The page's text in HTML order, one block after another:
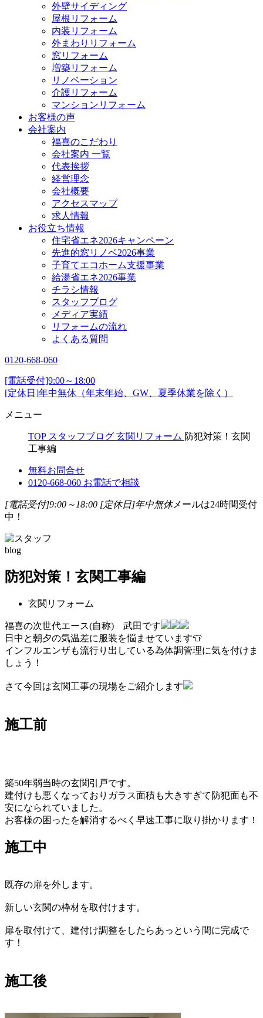
外壁サイディング
屋根リフォーム
内装リフォーム
外まわりリフォーム
窓リフォーム
増築リフォーム
リノベーション
介護リフォーム
マンションリフォーム
お客様の声
会社案内
福喜のこだわり
会社案内 一覧
代表挨拶
経営理念
会社概要
アクセスマップ
求人情報
お役立ち情報
住宅省エネ2026キャンペーン
先進的窓リノベ2026事業
子育てエコホーム支援事業
給湯省エネ2026事業
チラシ情報
スタッフブログ
メディア実績
リフォームの流れ
よくある質問
0120-668-060
[電話受付]9:00～18:00
[定休日]年中無休（年末年始、GW、夏季休業を除く）
メニュー
TOP スタッフブログ 玄関リフォーム 防犯対策！玄関
工事編
無料お問合せ
0120-668-060 お電話で相談
[電話受付]9:00～18:00 [定休日]年中無休メールは24時間受付
中！
blog
防犯対策！玄関工事編
玄関リフォーム
福喜の次世代エース(自称) 武田です
日中と朝夕の気温差に服装を悩ませています👕
インフルエンザも流行り出している為体調管理に気を付けま
しょう！
さて今回は玄関工事の現場をご紹介します
施工前
築50年弱当時の玄関引戸です。
建付けも悪くなっておりガラス面積も大きすぎて防犯面も不
安になられていました。
お客様の困ったを解消するべく早速工事に取り掛かります！
施工中
既存の扉を外します。
新しい玄関の枠材を取付けます。
扉を取付けて、建付け調整をしたらあっという間に完成で
す！
施工後